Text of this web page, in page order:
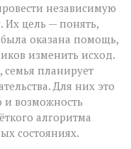
независимую
Их цель — понять,
оказана помощь,
изменить исход.
планирует
Для них это
и возможность
алгоритма
состояниях.